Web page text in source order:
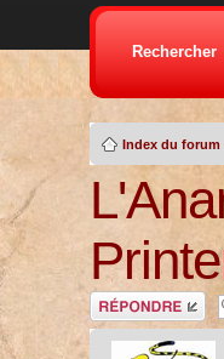
Rechercher
Index du forum
Répondre